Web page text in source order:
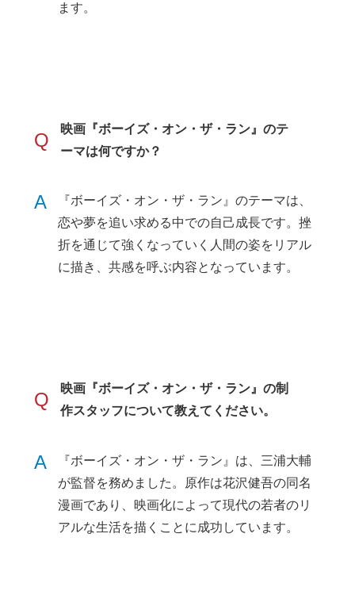
ます。
Q
映画『ボーイズ・オン・ザ・ラン』のテ
ーマは何ですか？
A
『ボーイズ・オン・ザ・ラン』のテーマは、
恋や夢を追い求める中での自己成長です。挫
折を通じて強くなっていく人間の姿をリアル
に描き、共感を呼ぶ内容となっています。
Q
映画『ボーイズ・オン・ザ・ラン』の制
作スタッフについて教えてください。
A
『ボーイズ・オン・ザ・ラン』は、三浦大輔
が監督を務めました。原作は花沢健吾の同名
漫画であり、映画化によって現代の若者のリ
アルな生活を描くことに成功しています。